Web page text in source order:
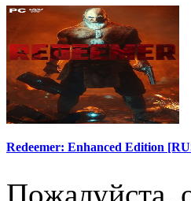
Redeemer: Enhanced Edition